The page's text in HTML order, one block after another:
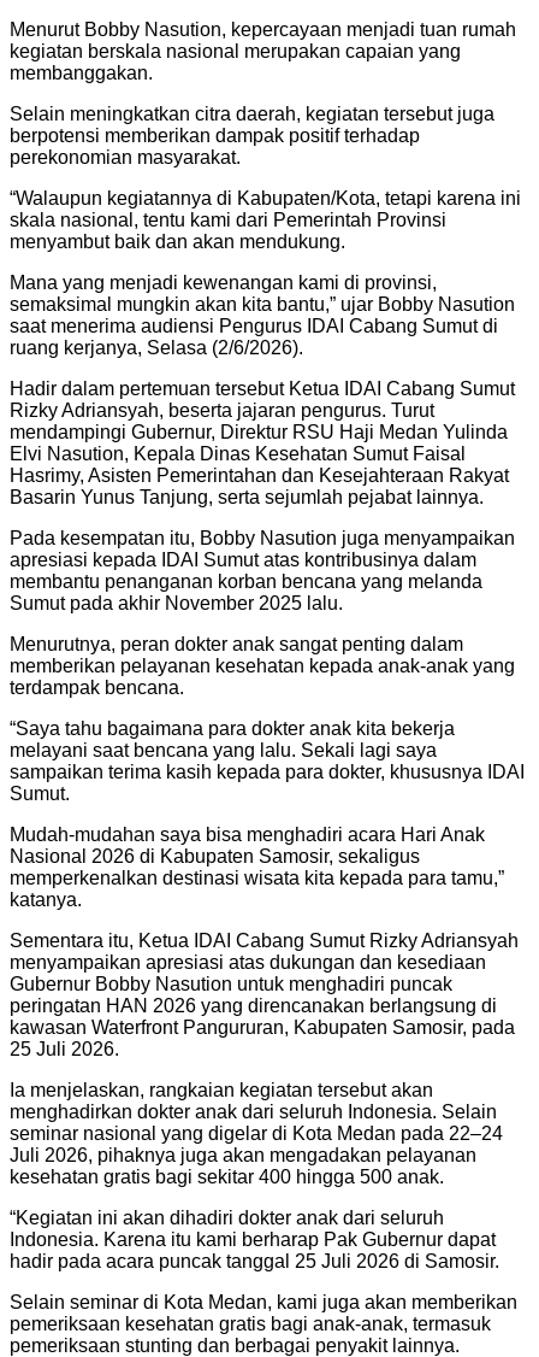
Menurut Bobby Nasution, kepercayaan menjadi tuan rumah
kegiatan berskala nasional merupakan capaian yang
membanggakan.
Selain meningkatkan citra daerah, kegiatan tersebut juga
berpotensi memberikan dampak positif terhadap
perekonomian masyarakat.
“Walaupun kegiatannya di Kabupaten/Kota, tetapi karena ini
skala nasional, tentu kami dari Pemerintah Provinsi
menyambut baik dan akan mendukung.
Mana yang menjadi kewenangan kami di provinsi,
semaksimal mungkin akan kita bantu,” ujar Bobby Nasution
saat menerima audiensi Pengurus IDAI Cabang Sumut di
ruang kerjanya, Selasa (2/6/2026).
Hadir dalam pertemuan tersebut Ketua IDAI Cabang Sumut
Rizky Adriansyah, beserta jajaran pengurus. Turut
mendampingi Gubernur, Direktur RSU Haji Medan Yulinda
Elvi Nasution, Kepala Dinas Kesehatan Sumut Faisal
Hasrimy, Asisten Pemerintahan dan Kesejahteraan Rakyat
Basarin Yunus Tanjung, serta sejumlah pejabat lainnya.
Pada kesempatan itu, Bobby Nasution juga menyampaikan
apresiasi kepada IDAI Sumut atas kontribusinya dalam
membantu penanganan korban bencana yang melanda
Sumut pada akhir November 2025 lalu.
Menurutnya, peran dokter anak sangat penting dalam
memberikan pelayanan kesehatan kepada anak-anak yang
terdampak bencana.
“Saya tahu bagaimana para dokter anak kita bekerja
melayani saat bencana yang lalu. Sekali lagi saya
sampaikan terima kasih kepada para dokter, khususnya IDAI
Sumut.
Mudah-mudahan saya bisa menghadiri acara Hari Anak
Nasional 2026 di Kabupaten Samosir, sekaligus
memperkenalkan destinasi wisata kita kepada para tamu,”
katanya.
Sementara itu, Ketua IDAI Cabang Sumut Rizky Adriansyah
menyampaikan apresiasi atas dukungan dan kesediaan
Gubernur Bobby Nasution untuk menghadiri puncak
peringatan HAN 2026 yang direncanakan berlangsung di
kawasan Waterfront Pangururan, Kabupaten Samosir, pada
25 Juli 2026.
Ia menjelaskan, rangkaian kegiatan tersebut akan
menghadirkan dokter anak dari seluruh Indonesia. Selain
seminar nasional yang digelar di Kota Medan pada 22–24
Juli 2026, pihaknya juga akan mengadakan pelayanan
kesehatan gratis bagi sekitar 400 hingga 500 anak.
“Kegiatan ini akan dihadiri dokter anak dari seluruh
Indonesia. Karena itu kami berharap Pak Gubernur dapat
hadir pada acara puncak tanggal 25 Juli 2026 di Samosir.
Selain seminar di Kota Medan, kami juga akan memberikan
pemeriksaan kesehatan gratis bagi anak-anak, termasuk
pemeriksaan stunting dan berbagai penyakit lainnya.